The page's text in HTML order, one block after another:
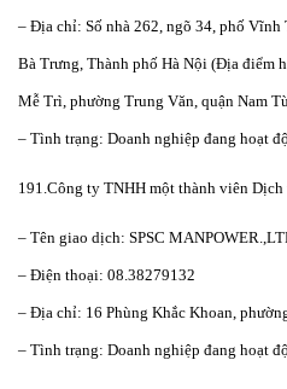
– Địa chỉ: Số nhà 262, ngõ 34, phố Vĩnh
Bà Trưng, Thành phố Hà Nội (Địa điểm
Mễ Trì, phường Trung Văn, quận Nam
– Tình trạng: Doanh nghiệp đang hoạt
191.Công ty TNHH một thành viên
– Tên giao dịch: SPSC
– Điện thoại: 08.38279132
– Địa chỉ: 16 Phùng Khắc Khoan,
– Tình trạng: Doanh nghiệp đang hoạt